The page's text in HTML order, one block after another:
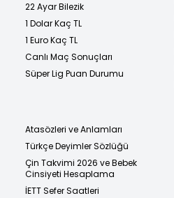
22 Ayar Bilezik
1 Dolar Kaç TL
1 Euro Kaç TL
Canlı Maç Sonuçları
Süper Lig Puan Durumu
Atasözleri ve Anlamları
Türkçe Deyimler Sözlüğü
Çin Takvimi 2026 ve Bebek
Cinsiyeti Hesaplama
İETT Sefer Saatleri